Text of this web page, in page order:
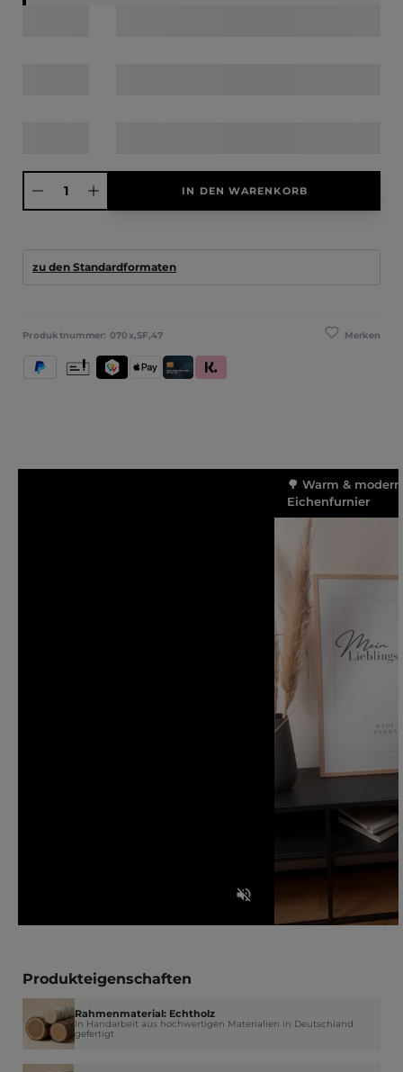
IN DEN WARENKORB
zu den Standardformaten
Merken
Produktnummer: 070x,SF,47
TWINT
PayPal Apple PayKredit- und Debitkarte
Klarna (Rechnung / Ratenkauf / Sofort)
Vorkasse
🌳 Warm &
Eichenfurnier
Produkteigenschaften
Rahmenmaterial: Echtholz
In Handarbeit aus hochwertigen Materialien in Deutschland
gefertigt